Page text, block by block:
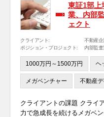
東証1部上
業、内部
ェクト
クライアント:
不動産企
ポジション・プロジェクト:
内部監査
1000万円～1500万円 ヘ
メガベンチャー 不動産
クライアントの課題 クライ
力で急成長を続けるメガベ